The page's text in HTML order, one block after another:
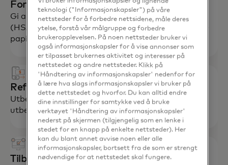
Forenkle utbetalinger til ansatte
Gi ansatte kort for skattefordelaktige kontoer
(HSA, FSA) for å effektivisere refusjoner, redusere
papirarbeid og oppmuntre til registrering.
Refunder raskt pasienter og medlemmer
Utbetal forsikringskrav, refusjoner og andre
utbetalinger i tilnærmet sanntid.
Tilby en strømlinjeformet
teknologi ("Informasjonskapsler") på våre
nettsteder for å forbedre nettsidene, måle deres
ytelse, forstå vår målgruppe og forbedre
brukeropplevelsen. På noen nettsteder bruker vi
også informasjonskapsler for å vise annonser som
er tilpasset brukernes aktivitet og interesser på
nettstedet og andre nettsteder. Klikk på
'Håndtering av informasjonskapsler' nedenfor for
å lære hva slags informasjonskapsler vi bruker på
dette nettstedet og hvorfor. Du kan alltid endre
dine innstillinger for samtykke ved å bruke
verktøyet 'Håndtering av informasjonskapsler'
nederst på skjermen (tilgjengelig som en lenke i
stedet for en knapp på enkelte nettsteder). Her
kan du blant annet avvise noen eller alle
informasjonskapsler, bortsett fra de som er strengt
nødvendige for at nettstedet skal fungere.